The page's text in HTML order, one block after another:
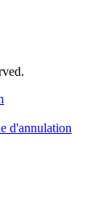
d'annulation